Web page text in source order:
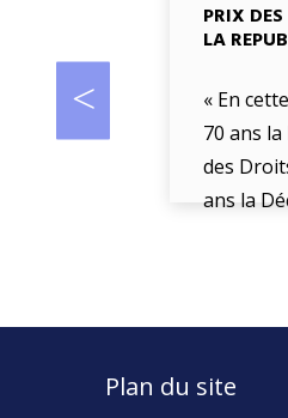
PRIX
LA
« En
70 ans
des
ans la
Plan du site